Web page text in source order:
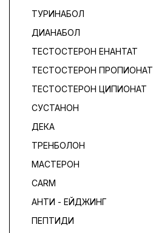
ТУРИНАБОЛ
ДИАНАБОЛ
ТЕСТОСТЕРОН ЕНАНТАТ
ТЕСТОСТЕРОН ПРОПИОНАТ
ТЕСТОСТЕРОН ЦИПИОНАТ
СУСТАНОН
ДЕКА
ТРЕНБОЛОН
МАСТЕРОН
CARM
АНТИ - ЕЙДЖИНГ
ПЕПТИДИ